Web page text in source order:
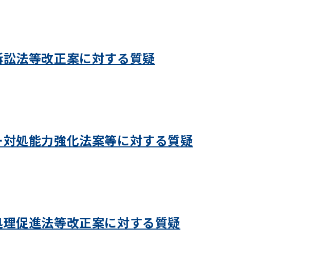
訟法等改正案に対する質疑
処能力強化法案等に対する質疑
促進法等改正案に対する質疑